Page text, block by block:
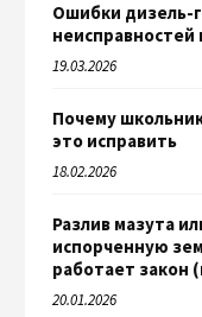
Ошибки дизель-
неисправностей
19.03.2026
Почему
это исправить
18.02.2026
Разлив мазута
испорченную
работает закон
20.01.2026